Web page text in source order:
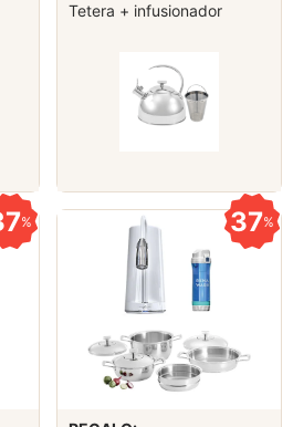
Tetera + infusionador
% 37%